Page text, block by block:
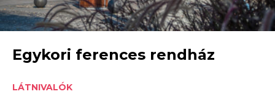
Egykori ferences rendház
LÁTNIVALÓK